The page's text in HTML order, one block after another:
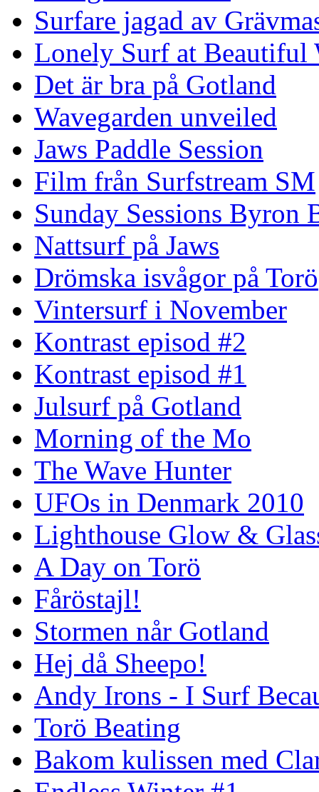
Surfare jagad av
Lonely Surf at Beautiful
Det är bra på Gotland
Wavegarden unveiled
Jaws Paddle Session
Film från Surfstream SM
Sunday Sessions Byron
Nattsurf på Jaws
Drömska isvågor på Torö
Vintersurf i November
Kontrast episod #2
Kontrast episod #1
Julsurf på Gotland
Morning of the Mo
The Wave Hunter
UFOs in Denmark 2010
Lighthouse Glow &
A Day on Torö
Fåröstajl!
Stormen når Gotland
Hej då Sheepo!
Andy Irons - I Surf
Torö Beating
Bakom kulissen med